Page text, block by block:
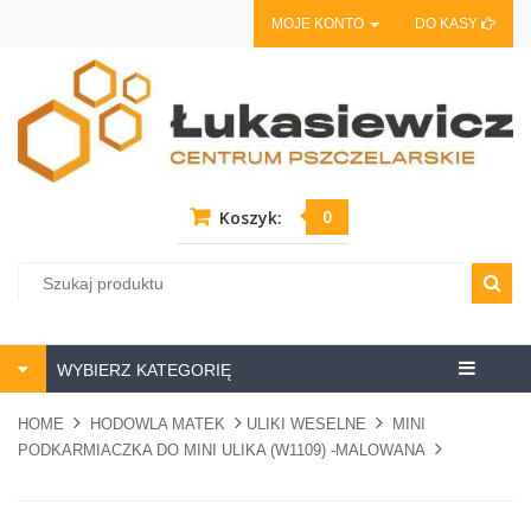
MOJE KONTO DO KASY
Koszyk: 0
Centrum
WYBIERZ KATEGORIĘ
HOME HODOWLA MATEK ULIKI WESELNE
MINI
PODKARMIACZKA DO MINI ULIKA (W1109) -MALOWANA